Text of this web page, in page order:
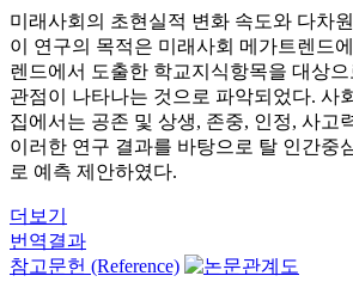
미래사회의 초현실적 변화 속도와 다차
이 연구의 목적은 미래사회 메가트렌드
렌드에서 도출한 학교지식항목을 대상
관점이 나타나는 것으로 파악되었다. 사
집에서는 공존 및 상생, 존중, 인정, 사고
이러한 연구 결과를 바탕으로 탈 인간중
로 예측 제안하였다.
더보기
번역결과
참고문헌 (Reference)